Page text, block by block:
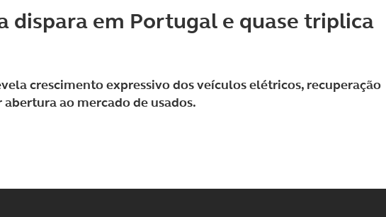
dispara em Portugal e quase triplica
crescimento expressivo dos veículos elétricos, recuperação
ao mercado de usados.